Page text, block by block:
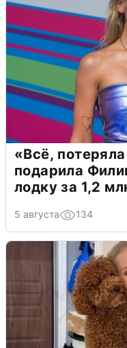
«Всё,
подарила
лодку за 1,2
5 августа 134